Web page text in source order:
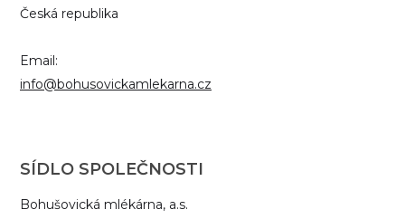
Česká republika
Email:
info@bohusovickamlekarna.cz
SÍDLO SPOLEČNOSTI
Bohušovická mlékárna, a.s.